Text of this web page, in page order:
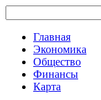
Главная
Экономика
Общество
Финансы
Карта